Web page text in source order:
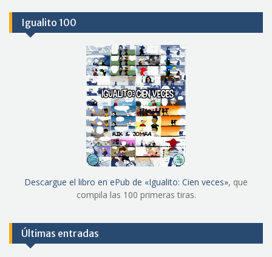
Igualito 100
Descargue el libro en ePub de «Igualito: Cien veces», que
compila las 100 primeras tiras.
Últimas entradas